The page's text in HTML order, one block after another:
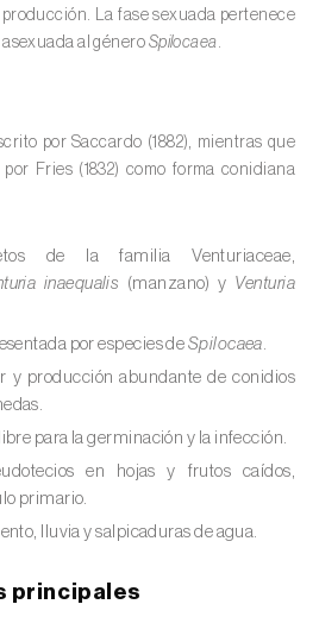
(Botrytis cinerea)
(
mucronatum)
Alternaria spp.)
Carlavirus, Comovirus,
Torradovirus,
)
La fase sexuada pertenece
asexuada al género Spilocaea .
por Saccardo (1882), mientras que
Fries (1832) como forma conidiana
de la familia Venturiaceae,
inaequalis (manzano) y Venturia
por especies de Spilocaea.
y producción abundante de conidios
para la germinación y la infección.
en hojas y frutos caídos,
primario.
lluvia y salpicaduras de agua.
principales